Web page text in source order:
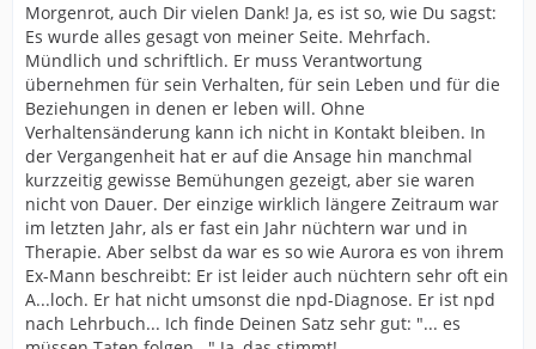
Morgenrot, auch Dir vielen Dank! Ja, es ist so, wie Du sagst:
Es wurde alles gesagt von meiner Seite. Mehrfach.
Mündlich und schriftlich. Er muss Verantwortung
übernehmen für sein Verhalten, für sein Leben und für die
Beziehungen in denen er leben will. Ohne
Verhaltensänderung kann ich nicht in Kontakt bleiben. In
der Vergangenheit hat er auf die Ansage hin manchmal
kurzzeitig gewisse Bemühungen gezeigt, aber sie waren
nicht von Dauer. Der einzige wirklich längere Zeitraum war
im letzten Jahr, als er fast ein Jahr nüchtern war und in
Therapie. Aber selbst da war es so wie Aurora es von ihrem
Ex-Mann beschreibt: Er ist leider auch nüchtern sehr oft ein
A...loch. Er hat nicht umsonst die npd-Diagnose. Er ist npd
nach Lehrbuch... Ich finde Deinen Satz sehr gut: "... es